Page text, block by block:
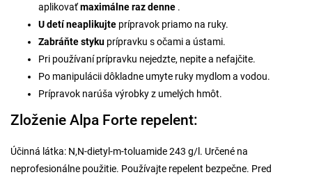
aplikovaťmaximálne raz denne .
U detí neaplikujte prípravok priamo na ruky.
Zabráňte styku prípravku s očami a ústami.
Pri používaní prípravku nejedzte, nepite a nefajčite.
Po manipulácii dôkladne umyte ruky mydlom a vodou.
Prípravok narúša výrobky z umelých hmôt.
Zloženie Alpa Forte repelent:
Účinná látka: N,N-dietyl-m-toluamide 243 g/l. Určené na
neprofesionálne použitie. Používajte repelent bezpečne. Pred